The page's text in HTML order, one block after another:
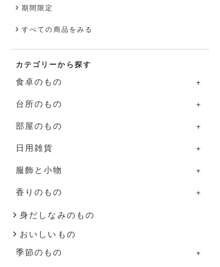
期間限定
すべての商品をみる
カテゴリーから探す
食卓のもの
食卓のものの一覧
器
グラス・カップ
箸・カトラリー
盆・トレー
その他
台所のもの
台所のものの一覧
調理道具
ふきん・タオル
その他
部屋のもの
部屋のものの一覧
照明
家具
花器
インテリア雑貨
その他
日用雑貨
日用雑貨の一覧
掃除道具
布もの・タオル
ハンドソープ・石鹸
スキンケア
服飾と小物
服飾と小物の一覧
洋服
バッグ・帽子
アクセサリー
香りのもの
香りのものの一覧
アロマ用品
キャンドル
身だしなみのもの
おいしいもの
季節のもの